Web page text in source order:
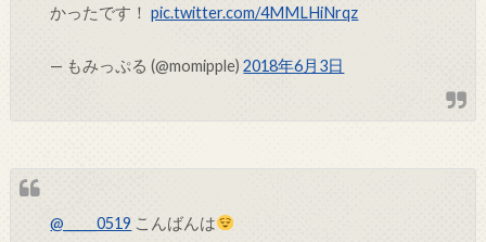
かったです！pic.twitter.com/4MMLHiNrqz
— もみっぷる (@momipple)2018年6月3日
@_____0519 こんばんは